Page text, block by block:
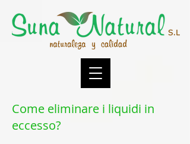
Come eliminare i liquidi in
eccesso?